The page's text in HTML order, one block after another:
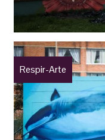
Respir-Arte